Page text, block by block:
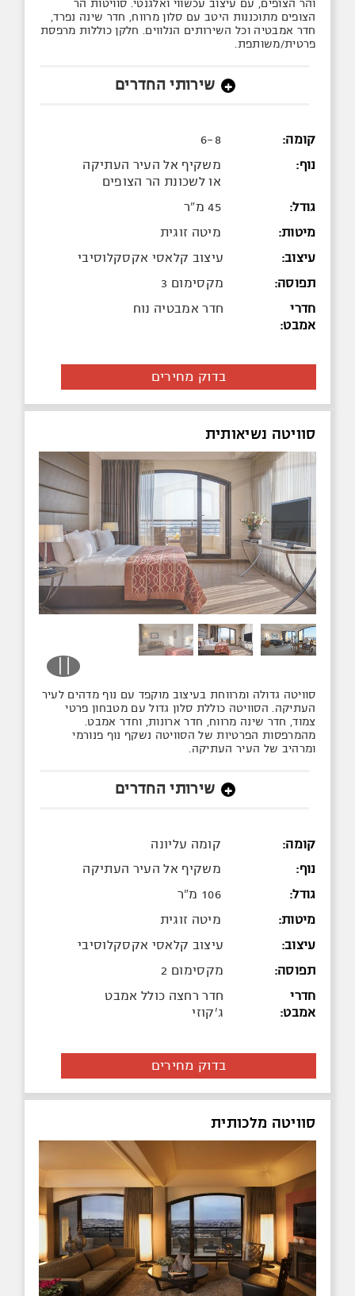
והר הצופים, עם עיצוב עכשווי ואלגנטי. סוויטות הר
הצופים מתוכננות היטב עם סלון מרווח, חדר שינה נפרד,
חדר אמבטיה וכל השירותים הנלווים. חלקן כוללות מרפסת
פרטית/משותפת.
+ שירותי החדרים
קומה:
6-8
נוף:
משקיף אל העיר העתיקה
או לשכונת הר הצופים
גודל:
45 מ"ר
מיטות:
מיטה זוגית
עיצוב:
עיצוב קלאסי אקסקלוסיבי
תפוסה:
מקסימום 3
חדרי
אמבט:
חדר אמבטיה נוח
בדוק מחירים
סוויטה גדולה ומרווחת בעיצוב מוקפד עם נוף מדהים לעיר
העתיקה. הסוויטה כוללת סלון גדול עם מטבחון פרטי
צמוד, חדר שינה מרווח, חדר ארונות, וחדר אמבט.
מהמרפסות הפרטיות של הסוויטה נשקף נוף פנורמי
ומרהיב של העיר העתיקה.
+ שירותי החדרים
קומה:
קומה עליונה
נוף:
משקיף אל העיר העתיקה
גודל:
106 מ"ר
מיטות:
מיטה זוגית
עיצוב:
עיצוב קלאסי אקסקלוסיבי
תפוסה:
מקסימום 2
חדרי
אמבט:
חדר רחצה כולל אמבט
ג'קוזי
בדוק מחירים
סוויטה נשיאותית
סוויטה מלכותית